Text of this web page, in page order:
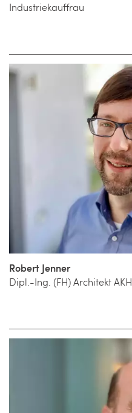
Industriekauffrau
Robert Jenner
Dipl.-Ing. (FH) Architekt AKH